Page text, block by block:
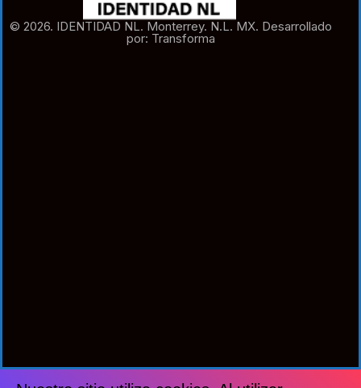
© 2026. IDENTIDAD NL. Monterrey. N.L. MX. Desarrollado
por: Transforma